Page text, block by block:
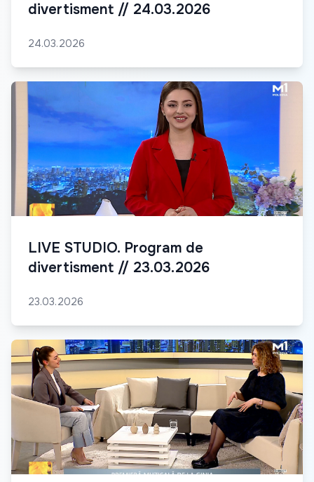
divertisment // 24.03.2026
24.03.2026
LIVE STUDIO. Program de
divertisment // 23.03.2026
23.03.2026